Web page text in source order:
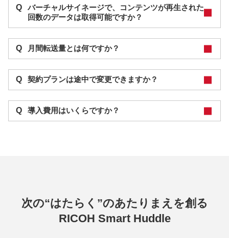
Q
バーチャルサイネージで、コンテンツが再生された
回数のデータは取得可能ですか？
Q 月間転送量とは何ですか？
Q 契約プランは途中で変更できますか？
Q 導入費用はいくらですか？
次の“はたらく”のあたりまえを創る
RICOH Smart Huddle